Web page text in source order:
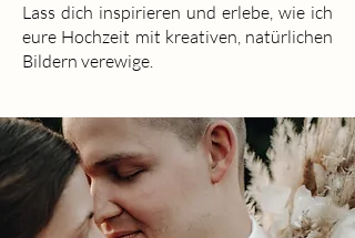
Lass dich inspirieren und erlebe, wie ich
eure Hochzeit mit kreativen, natürlichen
Bildern verewige.